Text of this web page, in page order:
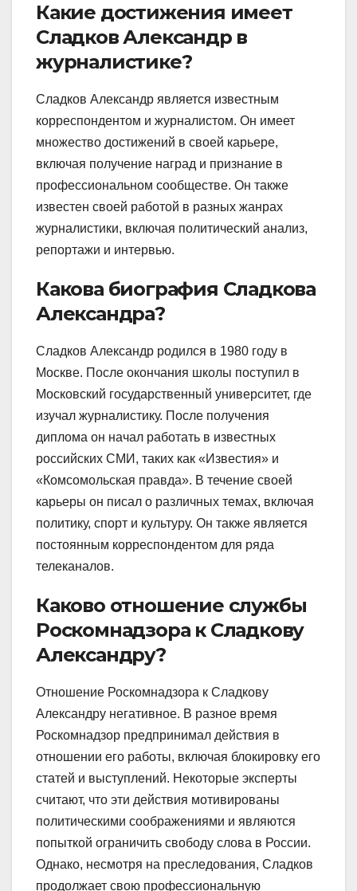
Какие достижения имеет
Сладков Александр в
журналистике?
Сладков Александр является известным
корреспондентом и журналистом. Он имеет
множество достижений в своей карьере,
включая получение наград и признание в
профессиональном сообществе. Он также
известен своей работой в разных жанрах
журналистики, включая политический анализ,
репортажи и интервью.
Какова биография Сладкова
Александра?
Сладков Александр родился в 1980 году в
Москве. После окончания школы поступил в
Московский государственный университет, где
изучал журналистику. После получения
диплома он начал работать в известных
российских СМИ, таких как «Известия» и
«Комсомольская правда». В течение своей
карьеры он писал о различных темах, включая
политику, спорт и культуру. Он также является
постоянным корреспондентом для ряда
телеканалов.
Каково отношение службы
Роскомнадзора к Сладкову
Александру?
Отношение Роскомнадзора к Сладкову
Александру негативное. В разное время
Роскомнадзор предпринимал действия в
отношении его работы, включая блокировку его
статей и выступлений. Некоторые эксперты
считают, что эти действия мотивированы
политическими соображениями и являются
попыткой ограничить свободу слова в России.
Однако, несмотря на преследования, Сладков
продолжает свою профессиональную